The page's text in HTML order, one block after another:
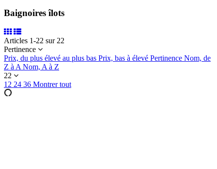
Baignoires îlots
Articles 1-22 sur 22
Pertinence
Prix, du plus élevé au plus bas Prix, bas à élevé Pertinence Nom, de
Z à A Nom, A à Z
22
12 24 36 Montrer tout